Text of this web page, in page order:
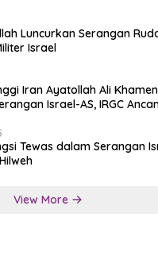
Luncurkan Serangan
Israel
Iran Ayatollah Ali
Israel-AS, IRGC
Tewas dalam Serangan
View More